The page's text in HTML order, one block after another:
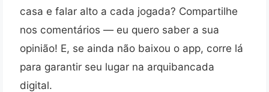
casa e falar alto a cada jogada? Compartilhe
nos comentários — eu quero saber a sua
opinião! E, se ainda não baixou o app, corre lá
para garantir seu lugar na arquibancada
digital.